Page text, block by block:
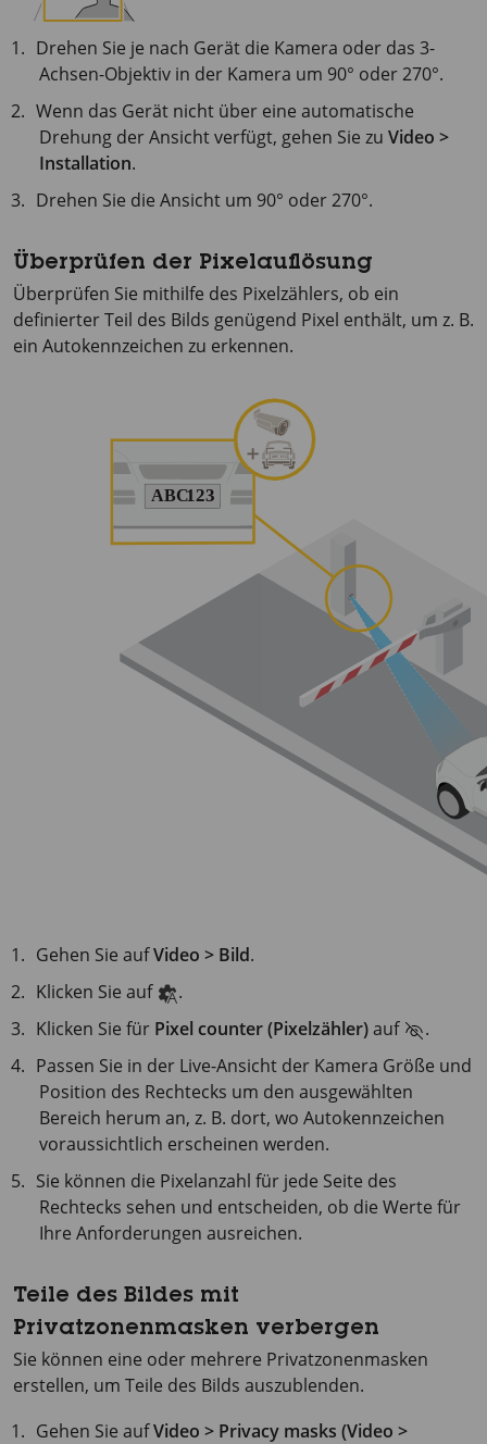
Drehen Sie je nach Gerät die Kamera oder das 3-
Achsen-Objektiv in der Kamera um 90° oder 270°.
Wenn das Gerät nicht über eine automatische
Drehung der Ansicht verfügt, gehen Sie zu Video >
Installation.
Drehen Sie die Ansicht um 90° oder 270°.
Überprüfen der Pixelauflösung
Überprüfen Sie mithilfe des Pixelzählers, ob ein
definierter Teil des Bilds genügend Pixel enthält, um z. B.
ein Autokennzeichen zu erkennen.
Gehen Sie aufVideo > Bild.
Klicken Sie auf
.
Klicken Sie für Pixel counter (Pixelzähler)auf
.
Passen Sie in der Live-Ansicht der Kamera Größe und
Position des Rechtecks um den ausgewählten
Bereich herum an, z. B. dort, wo Autokennzeichen
voraussichtlich erscheinen werden.
Sie können die Pixelanzahl für jede Seite des
Rechtecks sehen und entscheiden, ob die Werte für
Ihre Anforderungen ausreichen.
Teile des Bildes mit
Privatzonenmasken verbergen
Sie können eine oder mehrere Privatzonenmasken
erstellen, um Teile des Bilds auszublenden.
Gehen Sie aufVideo > Privacy masks (Video >